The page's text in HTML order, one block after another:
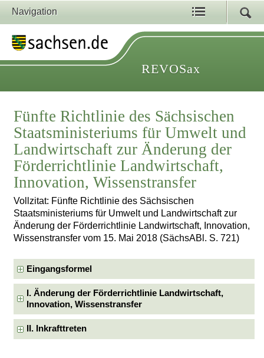
Navigation
REVOSax
Fünfte Richtlinie des Sächsischen
Staatsministeriums für Umwelt und
Landwirtschaft zur Änderung der
Förderrichtlinie Landwirtschaft,
Innovation, Wissenstransfer
Vollzitat: Fünfte Richtlinie des Sächsischen
Staatsministeriums für Umwelt und Landwirtschaft zur
Änderung der Förderrichtlinie Landwirtschaft, Innovation,
Wissenstransfer vom 15. Mai 2018 (SächsABl. S. 721)
Eingangsformel
I. Änderung der Förderrichtlinie Landwirtschaft,
Innovation, Wissenstransfer
II. Inkrafttreten